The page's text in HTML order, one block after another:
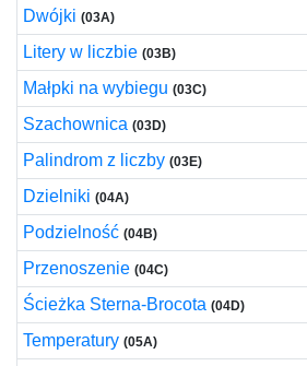
Dwójki (03A)
Litery w liczbie (03B)
Małpki na wybiegu (03C)
Szachownica (03D)
Palindrom z liczby (03E)
Dzielniki (04A)
Podzielność (04B)
Przenoszenie (04C)
Ścieżka Sterna-Brocota (04D)
Temperatury (05A)